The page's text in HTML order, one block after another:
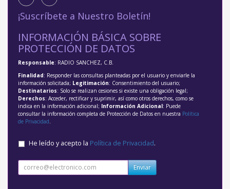
¡Suscríbete a Nuestro Boletín!
INFORMACIÓN BÁSICA SOBRE
PROTECCIÓN DE DATOS
Responsable: RADIO SANCHEZ, C.B.
Finalidad: Responder las consultas planteadas por el usuario y enviarle la
información solicitada; Legitimación: Consentimiento del usuario;
Destinatarios: Solo se realizan cesiones si existe una obligación legal;
Derechos: Acceder, rectificar y suprimir, así como otros derechos, como se
indica en la información adicional; Información Adicional: Puede
consultar la información completa de Protección de Datos en nuestra Política
de Privacidad
He leído y acepto la Política de Privacidad.
Enviar